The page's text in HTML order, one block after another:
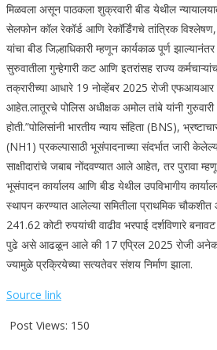
मिळवला असून पाठकला शुक्रवारी बीड येथील
सेलफोन कॉल रेकॉर्ड आणि रेकॉर्डिंगचे तांत्रिक विश्लेषण,
यांचा बीड जिल्हाधिकारी म्हणून कार्यकाळ पूर्ण
सुरुवातीला गुन्हेगारी कट आणि इतरांसह राज्य
तक्रारीच्या आधारे 19 नोव्हेंबर 2025 रोजी
आहेत.लातूरचे पोलिस अधीक्षक अमोल तांबे यांनी
होती.”पोलिसांनी भारतीय न्याय संहिता (BNS),
(NH1) प्रकल्पासाठी भूसंपादनाच्या संदर्भात जारी
साक्षीदारांचे जबाब नोंदवण्यात आले आहेत, तर
भूसंपादन कार्यालय आणि बीड येथील उपविभागीय
स्थापन करण्यात आलेल्या समितीला प्राथमिक
241.62 कोटी रुपयांची वाढीव भरपाई दर्शविणारे
पुढे असे आढळून आले की 17 एप्रिल 2025 रोजी अनेक
ज्यामुळे प्रक्रियेच्या सत्यतेवर संशय निर्माण झाला.
Source link
Post Views: 150